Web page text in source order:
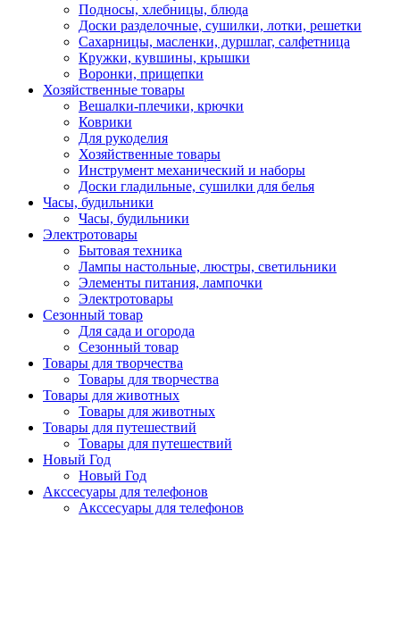
Подносы, хлебницы, блюда
Доски разделочные, сушилки, лотки, решетки
Сахарницы, масленки, дуршлаг, салфетница
Кружки, кувшины, крышки
Воронки, прищепки
Хозяйственные товары
Вешалки-плечики, крючки
Коврики
Для рукоделия
Хозяйственные товары
Инструмент механический и наборы
Доски гладильные, сушилки для белья
Часы, будильники
Часы, будильники
Электротовары
Бытовая техника
Лампы настольные, люстры, светильники
Элементы питания, лампочки
Электротовары
Сезонный товар
Для сада и огорода
Сезонный товар
Товары для творчества
Товары для творчества
Товары для животных
Товары для животных
Товары для путешествий
Товары для путешествий
Новый Год
Новый Год
Акссесуары для телефонов
Акссесуары для телефонов